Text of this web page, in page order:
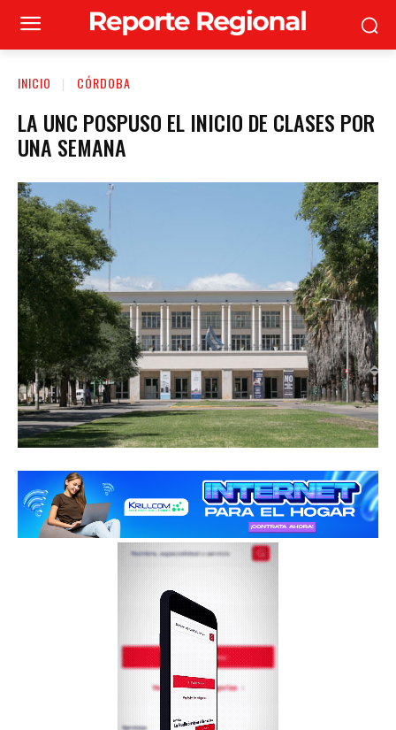
INICIO CÓRDOBA
LA UNC POSPUSO EL INICIO DE CLASES POR
UNA SEMANA